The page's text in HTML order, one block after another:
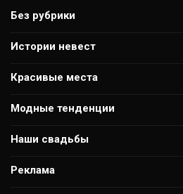
Без рубрики
Истории невест
Красивые места
Модные тенденции
Наши свадьбы
Реклама